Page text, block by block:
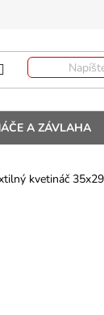
A ZÁVLAHA
kvetináč